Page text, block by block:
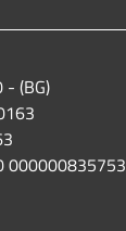
- (BG)
000000835753